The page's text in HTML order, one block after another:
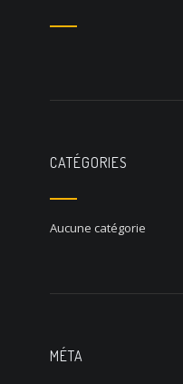
CATÉGORIES
Aucune catégorie
MÉTA